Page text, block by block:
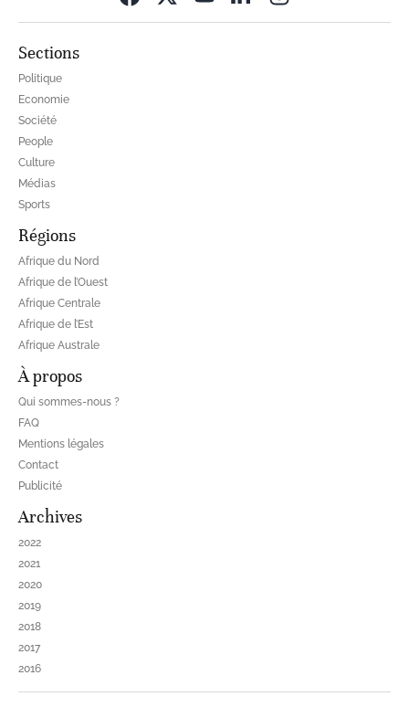
Sections
Politique
Economie
Société
People
Culture
Médias
Sports
Régions
Afrique du Nord
Afrique de l’Ouest
Afrique Centrale
Afrique de l’Est
Afrique Australe
À propos
Qui sommes-nous ?
FAQ
Mentions légales
Contact
Publicité
Archives
2022
2021
2020
2019
2018
2017
2016